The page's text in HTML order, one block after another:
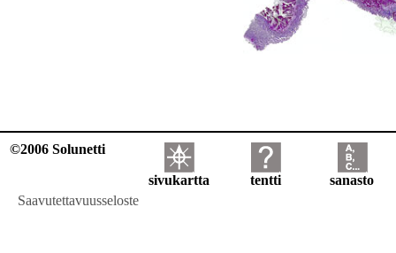
©2006 Solunetti
sivukartta tentti
sanasto
Saavutettavuusseloste